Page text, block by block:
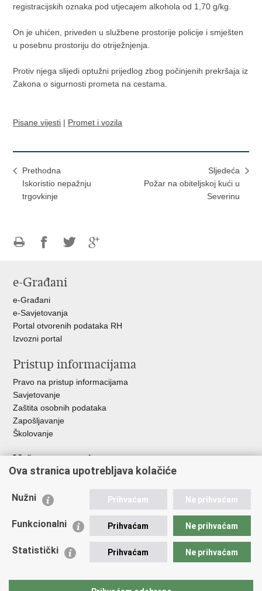
registracijskih oznaka pod utjecajem alkohola od 1,70 g/kg.
On je uhićen, priveden u službene prostorije policije i smješten
u posebnu prostoriju do otriježnjenja.
Protiv njega slijedi optužni prijedlog zbog počinjenih prekršaja iz
Zakona o sigurnosti prometa na cestama.
Pisane vijesti | Promet i vozila
Prethodna
Iskoristio nepažnju
trgovkinje
Sljedeća
Požar na obiteljskoj kući u
Severinu
FacebookuTwitteru
e-Građani
e-Građani
e-Savjetovanja
Portal otvorenih podataka RH
Izvozni portal
Pristup informacijama
Pravo na pristup informacijama
Savjetovanje
Zaštita osobnih podataka
Zapošljavanje
Školovanje
Važne poveznice
Ministarstvo unutarnjih poslova
Udruge
Policijska akademija
Zaklada policijske solidarnosti
Vučetić"
Ova stranica upotrebljava kolačiće
Nužni Prihvaćam Ne prihvaćam
Funkcionalni Prihvaćam Ne prihvaćam
Statistički Prihvaćam Ne prihvaćam